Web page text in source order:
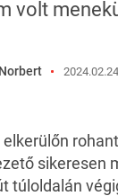
volt
sikeresen
túloldalán